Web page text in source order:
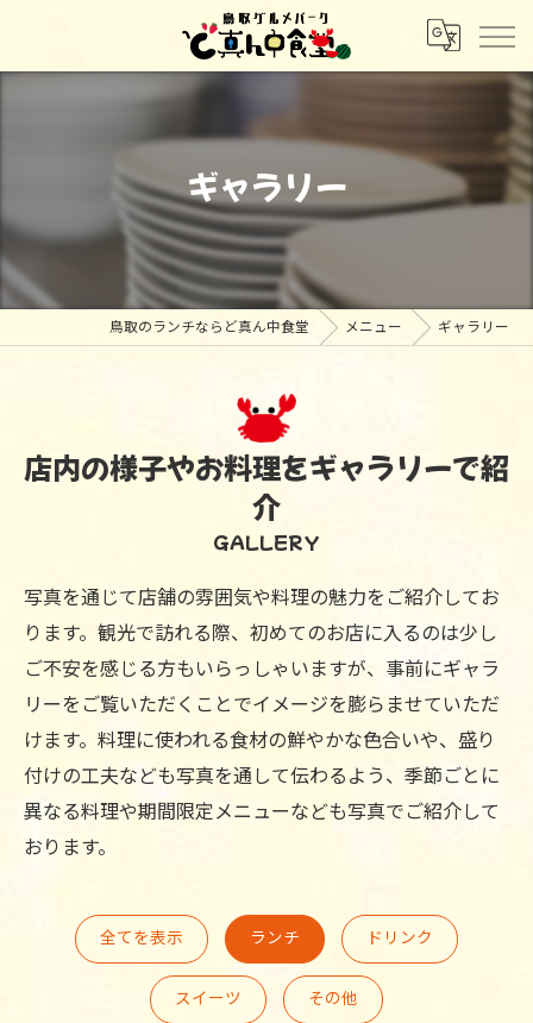
ギャラリー
鳥取のランチならど真ん中食堂 メニュー ギャラリー
店内の様子やお料理をギャラリーで紹
介
GALLERY
写真を通じて店舗の雰囲気や料理の魅力をご紹介してお
ります。観光で訪れる際、初めてのお店に入るのは少し
ご不安を感じる方もいらっしゃいますが、事前にギャラ
リーをご覧いただくことでイメージを膨らませていただ
けます。料理に使われる食材の鮮やかな色合いや、盛り
付けの工夫なども写真を通して伝わるよう、季節ごとに
異なる料理や期間限定メニューなども写真でご紹介して
おります。
全てを表示 ランチ ドリンク
スイーツ その他